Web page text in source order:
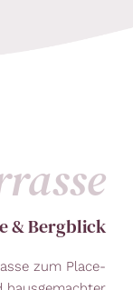
& Bergblick
zum Place-